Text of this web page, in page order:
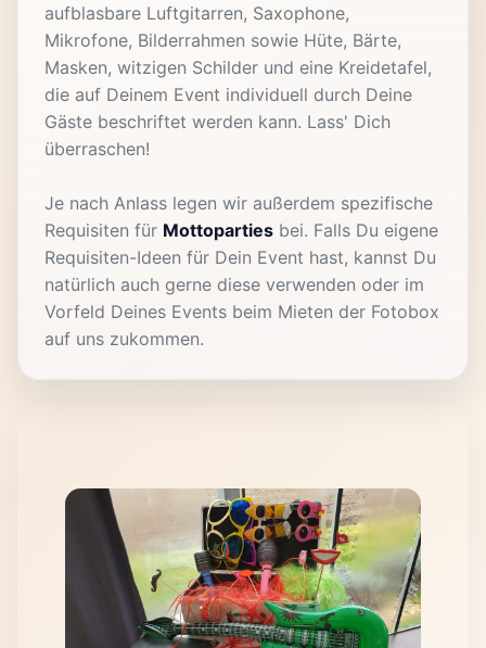
aufblasbare Luftgitarren, Saxophone,
Mikrofone, Bilderrahmen sowie Hüte, Bärte,
Masken, witzigen Schilder und eine Kreidetafel,
die auf Deinem Event individuell durch Deine
Gäste beschriftet werden kann. Lass' Dich
überraschen!
Je nach Anlass legen wir außerdem spezifische
Requisiten für Mottoparties bei. Falls Du eigene
Requisiten-Ideen für Dein Event hast, kannst Du
natürlich auch gerne diese verwenden oder im
Vorfeld Deines Events beim Mieten der Fotobox
auf uns zukommen.